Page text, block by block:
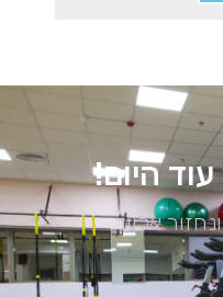
היום!
אלייך